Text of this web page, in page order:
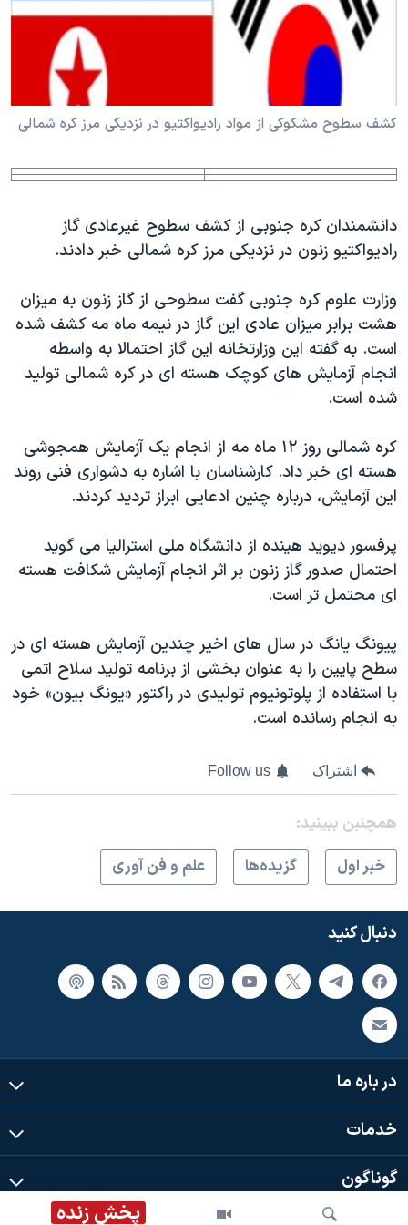
فرهنگ و زندگی
حقوق شهروندی
علم و فناوری
گالری عکس
مستندها
انتخابات ریاست جمهوری آمریکا ۲۰۲۴
حمله جمهوری اسلامی به اسرائیل
رمز مهسا
اعتراضات زن، زندگی، آزادی
تریبونال مردمی آبان ۹۸
چهل سال گروگان‌گیری
قانون شفافیت دارائی کادر رهبری ایران
اعتراضات مردمی آبان ۹۸
نرگس محمدی برنده جایزه نوبل صلح
همایش محافظه‌کاران آمریکا «سی‌پک»
صفحه‌های ویژه
سفر پرزیدنت ترامپ به چین
دنبال کنید
زبانهای مختلف
پخش زنده
کشف سطوح مشکوکی از مواد رادیواکتیو در نزدیکی مرز کره شمالی
دانشمندان کره جنوبی از کشف سطوح غیرعادی گاز
رادیواکتیو زنون در نزدیکی مرز کره شمالی خبر دادند.
وزارت علوم کره جنوبی گفت سطوحی از گاز زنون به میزان
هشت برابر میزان عادی این گاز در نیمه ماه مه کشف شده
است. به گفته این وزارتخانه این گاز احتمالا به واسطه
انجام آزمایش های کوچک هسته ای در کره شمالی تولید
شده است.
کره شمالی روز ۱۲ ماه مه از انجام یک آزمایش همجوشی
هسته ای خبر داد. کارشناسان با اشاره به دشواری فنی روند
این آزمایش، درباره چنین ادعایی ابراز تردید کردند.
پرفسور دیوید هینده از دانشگاه ملی استرالیا می گوید
احتمال صدور گاز زنون بر اثر انجام آزمایش شکافت هسته
ای محتمل تر است.
پیونگ یانگ در سال های اخیر چندین آزمایش هسته ای در
سطح پایین را به عنوان بخشی از برنامه تولید سلاح اتمی
با استفاده از پلوتونیوم تولیدی در راکتور «یونگ بیون» خود
به انجام رسانده است.
اشتراک Follow us
همچنبن ببینید:
خبر اول
گزيده‌ها علم و فن آوری
دنبال کنید
در باره ما
خدمات
گوناگون